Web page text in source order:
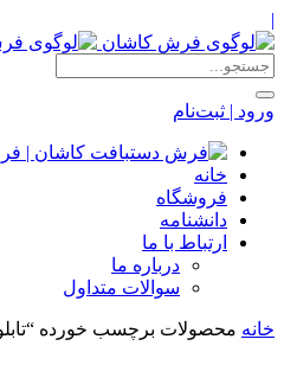
|
ورود | ثبت‌نام
خانه
فروشگاه
دانشنامه
ارتباط با ما
درباره ما
سوالات متداول
خانه محصولات برچسب خورده